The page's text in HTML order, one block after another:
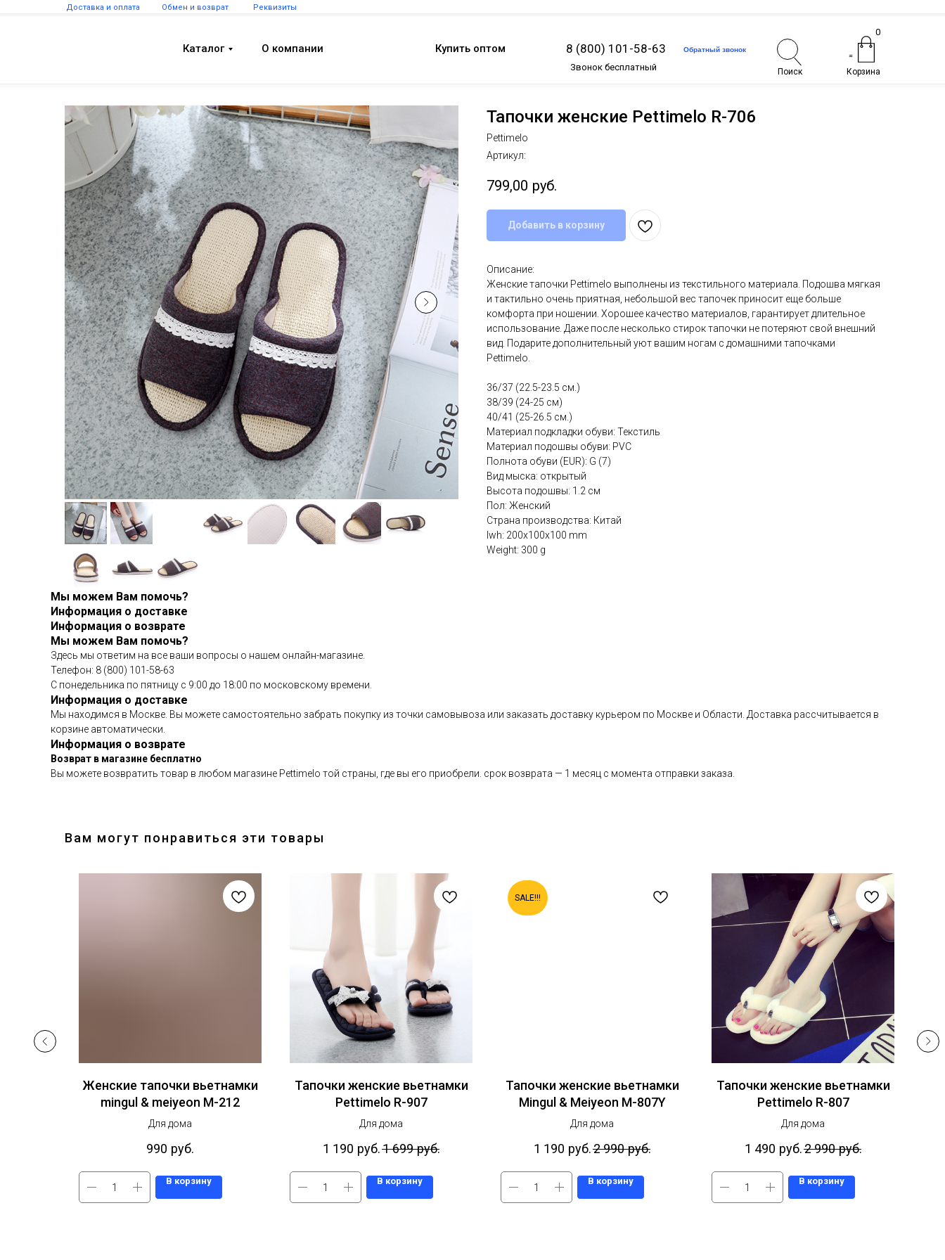
8 (800) 101-58-63
Звонок бесплатный
Каталог Купить оптом
О компании
Доставка и оплата Обмен и возврат Реквизиты
0
=
Обратный звонок
Поиск Корзина
Тапочки женские Pettimelo R-706
Pettimelo
Артикул:
799,00 руб.
Добавить в корзину
Описание:
Женские тапочки Pettimelo выполнены из текстильного материала. Подошва мягкая
и тактильно очень приятная, небольшой вес тапочек приносит еще больше
комфорта при ношении. Хорошее качество материалов, гарантирует длительное
использование. Даже после несколько стирок тапочки не потеряют свой внешний
вид. Подарите дополнительный уют вашим ногам с домашними тапочками
Pettimelo.
36/37 (22.5-23.5 см.)
38/39 (24-25 см)
40/41 (25-26.5 см.)
Материал подкладки обуви: Текстиль
Материал подошвы обуви: PVC
Полнота обуви (EUR): G (7)
Вид мыска: открытый
Высота подошвы: 1.2 см
Пол: Женский
Страна производства: Китай
lwh: 200x100x100 mm
Weight: 300 g
Мы можем Вам помочь?
Информация о доставке
Информация о возврате
Мы можем Вам помочь?
Здесь мы ответим на все ваши вопросы о нашем онлайн-магазине.
Телефон: 8 (800) 101-58-63
С понедельника по пятницу с 9:00 до 18:00 по московскому времени.
Информация о доставке
Мы находимся в Москве. Вы можете самостоятельно забрать покупку из точки самовывоза или заказать доставку курьером по Москве и Области. Доставка рассчитывается в
корзине автоматически.
Информация о возврате
Возврат в магазине бесплатно
Вы можете возвратить товар в любом магазине Pettimelo той страны, где вы его приобрели. срок возврата — 1 месяц с момента отправки заказа.
Вам могут понравиться эти товары
Женские тапочки вьетнамки
mingul & meiyeon M-212
Для дома
990 руб.
В корзину
Тапочки женские вьетнамки
Pettimelo R-907
Для дома
1 190 руб.1 699 руб.
В корзину
SALE!!!
Тапочки женские вьетнамки
Mingul & Meiyeon M-807Y
Для дома
1 190 руб.2 990 руб.
В корзину
Тапочки женские вьетнамки
Pettimelo R-807
Для дома
1 490 руб.2 990 руб.
В корзину